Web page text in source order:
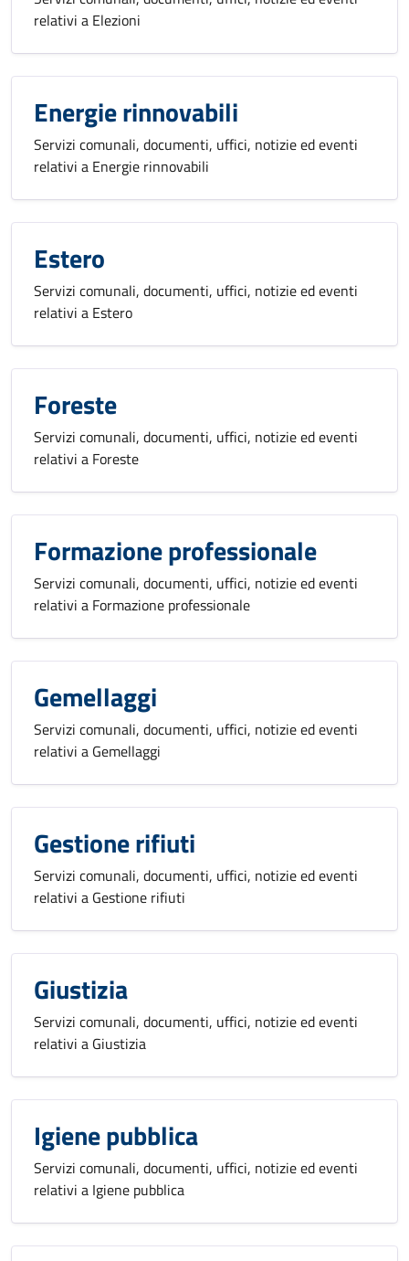
relativi a Elezioni
Energie rinnovabili
Servizi comunali, documenti, uffici, notizie ed eventi
relativi a Energie rinnovabili
Estero
Servizi comunali, documenti, uffici, notizie ed eventi
relativi a Estero
Foreste
Servizi comunali, documenti, uffici, notizie ed eventi
relativi a Foreste
Formazione professionale
Servizi comunali, documenti, uffici, notizie ed eventi
relativi a Formazione professionale
Gemellaggi
Servizi comunali, documenti, uffici, notizie ed eventi
relativi a Gemellaggi
Gestione rifiuti
Servizi comunali, documenti, uffici, notizie ed eventi
relativi a Gestione rifiuti
Giustizia
Servizi comunali, documenti, uffici, notizie ed eventi
relativi a Giustizia
Igiene pubblica
Servizi comunali, documenti, uffici, notizie ed eventi
relativi a Igiene pubblica